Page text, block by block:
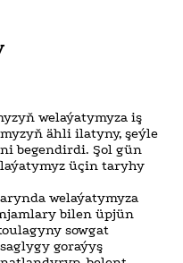
welaýatymyza iş
ähli ilatyny, şeýle
begendirdi. Şol gün
üçin taryhy
welaýatymyza
bilen üpjün
sowgat
goraýyş